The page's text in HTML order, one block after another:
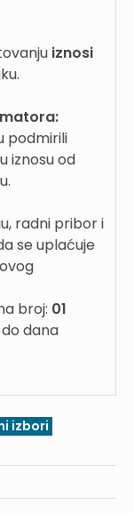
iznosi
podmirili
iznosu od
radni pribor i
se uplaćuje
broj: 01
dana
izbori